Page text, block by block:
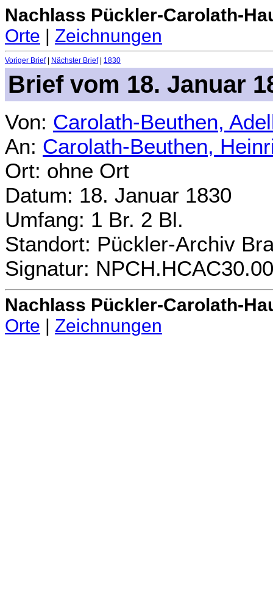
Nachlass Pückler-Carolath-
Orte | Zeichnungen
Voriger Brief| Nächster Brief| 1830
Brief vom 18. Januar
Von: Carolath-Beuthen,
An: Carolath-Beuthen,
Ort: ohne Ort
Datum: 18. Januar 1830
Umfang: 1 Br. 2 Bl.
Standort: Pückler-Archiv
Signatur:
Nachlass Pückler-Carolath-
Orte
Zeichnungen